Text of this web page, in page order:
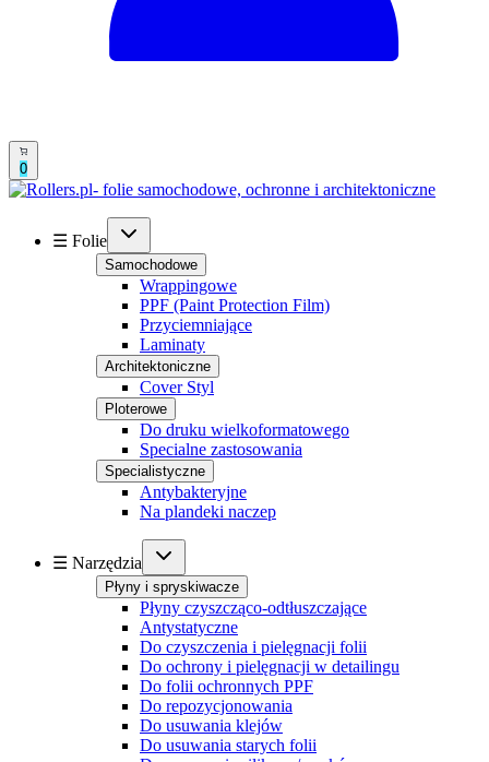
0
☰ Folie
Samochodowe
Wrappingowe
PPF (Paint Protection Film)
Przyciemniające
Laminaty
Architektoniczne
Cover Styl
Ploterowe
Do druku wielkoformatowego
Specialne zastosowania
Specialistyczne
Antybakteryjne
Na plandeki naczep
☰ Narzędzia
Płyny i spryskiwacze
Płyny czyszcząco-odtłuszczające
Antystatyczne
Do czyszczenia i pielęgnacji folii
Do ochrony i pielęgnacji w detailingu
Do folii ochronnych PPF
Do repozycjonowania
Do usuwania klejów
Do usuwania starych folii